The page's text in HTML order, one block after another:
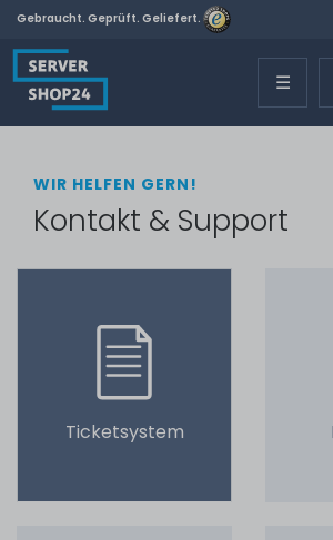
Gebraucht. Geprüft. Geliefert.
☰
WIR HELFEN GERN!
Kontakt & Support
Ticketsystem